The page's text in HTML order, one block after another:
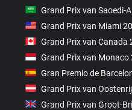
Grand Prix van Saoedi-
Grand Prix van Miami
Grand Prix van Canada
Grand Prix van Monaco
Gran Premio de
Grand Prix van
Grand Prix van Groot-